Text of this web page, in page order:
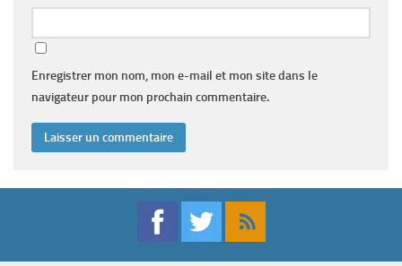
Enregistrer mon nom, mon e-mail et mon site dans le
navigateur pour mon prochain commentaire.